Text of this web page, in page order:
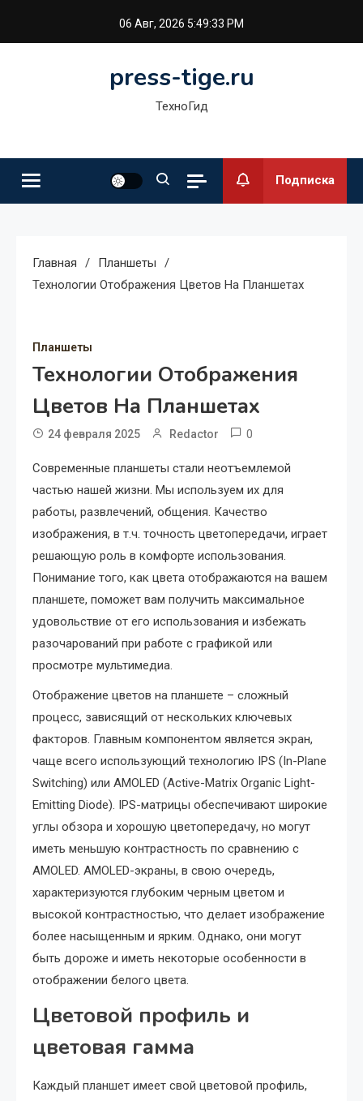
06 Авг, 2026 5:49:33 PM
press-tige.ru
ТехноГид
Подписка
Главная
Планшеты
Технологии Отображения Цветов На Планшетах
Планшеты
Технологии Отображения
Цветов На Планшетах
24 февраля 2025 Redactor 0
Современные планшеты стали неотъемлемой
частью нашей жизни. Мы используем их для
работы, развлечений, общения. Качество
изображения, в т.ч. точность цветопередачи, играет
решающую роль в комфорте использования.
Понимание того, как цвета отображаются на вашем
планшете, поможет вам получить максимальное
удовольствие от его использования и избежать
разочарований при работе с графикой или
просмотре мультимедиа.
Отображение цветов на планшете – сложный
процесс, зависящий от нескольких ключевых
факторов. Главным компонентом является экран,
чаще всего использующий технологию IPS (In-Plane
Switching) или AMOLED (Active-Matrix Organic Light-
Emitting Diode). IPS-матрицы обеспечивают широкие
углы обзора и хорошую цветопередачу, но могут
иметь меньшую контрастность по сравнению с
AMOLED. AMOLED-экраны, в свою очередь,
характеризуются глубоким черным цветом и
высокой контрастностью, что делает изображение
более насыщенным и ярким. Однако, они могут
быть дороже и иметь некоторые особенности в
отображении белого цвета.
Цветовой профиль и
цветовая гамма
Каждый планшет имеет свой цветовой профиль,